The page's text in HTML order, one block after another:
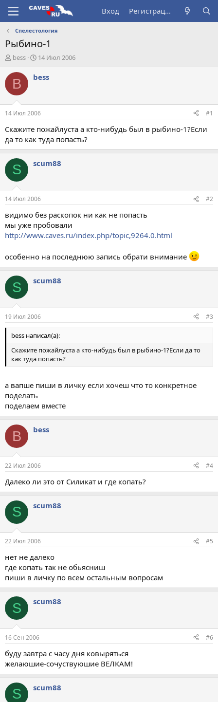
Вход Регистрация
Спелестология
Рыбино-1
А
т
о
т
е
м
ы
bess
Д
т
ч
а
л
14 Июл 2006
B bess
14 Июл 2006 #1
Скажите пожайлуста а кто-нибудь был в рыбино-1?Если
да то как туда попасть?
S scum88
14 Июл 2006 #2
видимо без раскопок ни как не попасть
мы уже пробовали
http://www.caves.ru/index.php/topic,9264.0.html
особенно на последнюю запись обрати внимание
S scum88
19 Июл 2006 #3
bess написал(а):
Скажите пожайлуста а кто-нибудь был в рыбино-1?Если да то
как туда попасть?
а вапше пиши в личку если хочеш что то конкретное
поделать
поделаем вместе
B bess
22 Июл 2006 #4
Далеко ли это от Силикат и где копать?
S scum88
22 Июл 2006 #5
нет не далеко
где копать так не обьясниш
пиши в личку по всем остальным вопросам
S scum88
16 Сен 2006 #6
буду завтра с часу дня ковыряться
желаюшие-сочуствуюшие ВЕЛКАМ!
S scum88